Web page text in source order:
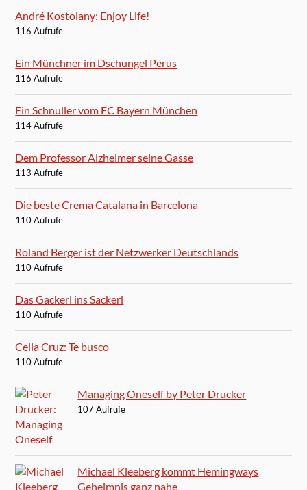
André Kostolany: Enjoy Life!
116 Aufrufe
Ein Münchner im Dschungel Perus
116 Aufrufe
Ein Schnuller vom FC Bayern München
114 Aufrufe
Dem Professor Alzheimer seine Gasse
113 Aufrufe
Die beste Crema Catalana in Barcelona
110 Aufrufe
Roland Berger ist der Netzwerker Deutschlands
110 Aufrufe
Das Gackerl ins Sackerl
110 Aufrufe
Celia Cruz: Te busco
110 Aufrufe
Managing Oneself by Peter Drucker
107 Aufrufe
Michael Kleeberg kommt Hemingways
Geheimnis ganz nahe